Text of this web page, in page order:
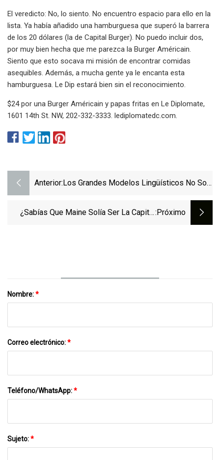
El veredicto: No, lo siento. No encuentro espacio para ello en la
lista. Ya había añadido una hamburguesa que superó la barrera
de los 20 dólares (la de Capital Burger). No puedo incluir dos,
por muy bien hecha que me parezca la Burger Américain.
Siento que esto socava mi misión de encontrar comidas
asequibles. Además, a mucha gente ya le encanta esta
hamburguesa. Le Dip estará bien sin el reconocimiento.
$24 por una Burger Américain y papas fritas en Le Diplomate,
1601 14th St. NW, 202-332-3333. lediplomatedc.com.
Anterior: Los Grandes Modelos Lingüísticos No Son
Lo Fueran.
¿Sabías Que Maine Solía Ser La Capital:próximo
Nombre:*
Correo electrónico:*
Teléfono/WhatsApp:*
Sujeto:*